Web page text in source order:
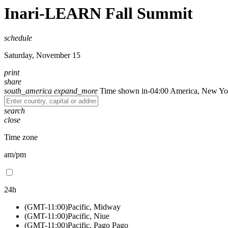
Inari-LEARN Fall Summit
schedule
Saturday, November 15
print
share
south_america expand_more Time shown in-04:00America, New
search
close
Time zone
am/pm
24h
(GMT-11:00)Pacific, Midway
(GMT-11:00)Pacific, Niue
(GMT-11:00)Pacific, Pago Pago